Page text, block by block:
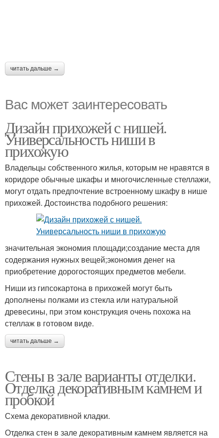
читать дальше →
Вас может заинтересовать
Дизайн прихожей с нишей.
Универсальность ниши в
прихожую
Владельцы собственного жилья, которым не нравятся в
коридоре обычные шкафы и многочисленные стеллажи,
могут отдать предпочтение встроенному шкафу в нише
прихожей. Достоинства подобного решения:
значительная экономия площади;создание места для
содержания нужных вещей;экономия денег на
приобретение дорогостоящих предметов мебели.
Ниши из гипсокартона в прихожей могут быть
дополнены полками из стекла или натуральной
древесины, при этом конструкция очень похожа на
стеллаж в готовом виде.
читать дальше →
Стены в зале варианты отделки.
Отделка декоративным камнем и
пробкой
Схема декоративной кладки.
Отделка стен в зале декоративным камнем является на